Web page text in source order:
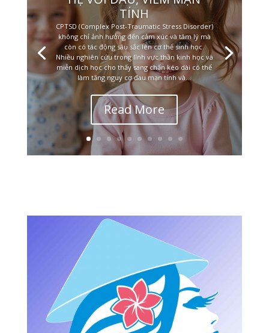
TÍNH
CPTSD (Complex Post-Traumatic Stress Disorder)
không chỉ ảnh hưởng đến cảm xúc và tâm lý mà
còn có tác động sâu sắc lên cơ thể sinh học.
Nhiều nghiên cứu trong lĩnh vực thần kinh học và
miễn dịch học cho thấy sang chấn kéo dài có thể
làm tăng nguy cơ đau mạn tính và...
Read More